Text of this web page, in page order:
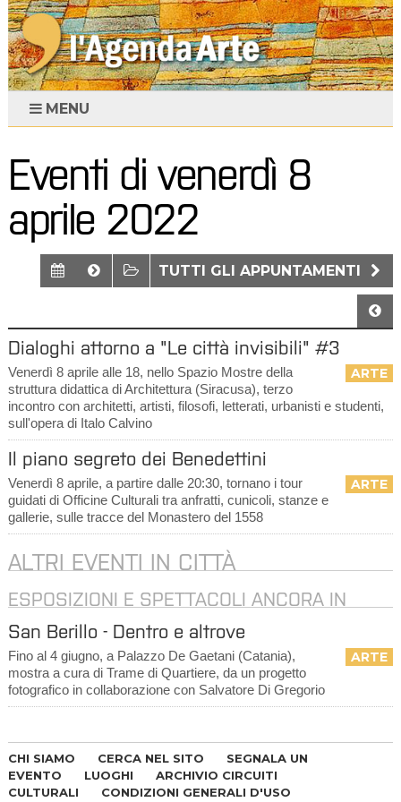
MENU
Eventi di venerdì 8
aprile 2022
TUTTI GLI APPUNTAMENTI
Dialoghi attorno a "Le città invisibili" #3
ARTE
Venerdì 8 aprile alle 18, nello Spazio Mostre della
struttura didattica di Architettura (Siracusa), terzo
incontro con architetti, artisti, filosofi, letterati, urbanisti e studenti,
sull'opera di Italo Calvino
Il piano segreto dei Benedettini
ARTE
Venerdì 8 aprile, a partire dalle 20:30, tornano i tour
guidati di Officine Culturali tra anfratti, cunicoli, stanze e
gallerie, sulle tracce del Monastero del 1558
ALTRI EVENTI IN CITTÀ
ESPOSIZIONI E SPETTACOLI ANCORA IN
CORSO
San Berillo - Dentro e altrove
ARTE
Fino al 4 giugno, a Palazzo De Gaetani (Catania),
mostra a cura di Trame di Quartiere, da un progetto
fotografico in collaborazione con Salvatore Di Gregorio
CHI SIAMO CERCA NEL SITO
SEGNALA UN
EVENTO
LUOGHI
ARCHIVIO CIRCUITI
CULTURALI
CONDIZIONI GENERALI D'USO